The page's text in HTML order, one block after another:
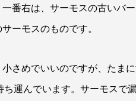
番右は、サーモスの古いバ
ーモスのものです。
さめでいいのですが、たま
運んでいます。サーモスで